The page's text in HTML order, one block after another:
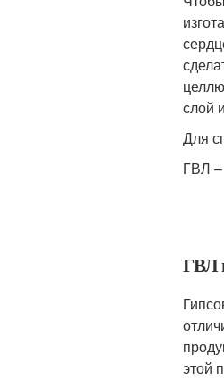
слой
Для
ГВЛ –
ГВЛ
этой